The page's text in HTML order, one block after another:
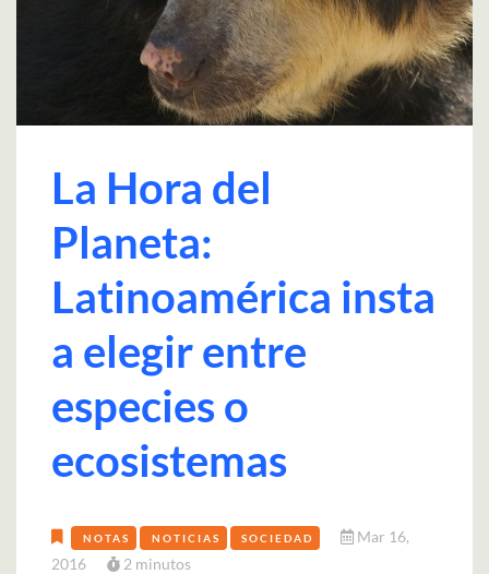
La Hora del
Planeta:
Latinoamérica insta
a elegir entre
especies o
ecosistemas
NOTAS NOTICIAS SOCIEDAD
Mar 16,
2016
2 minutos